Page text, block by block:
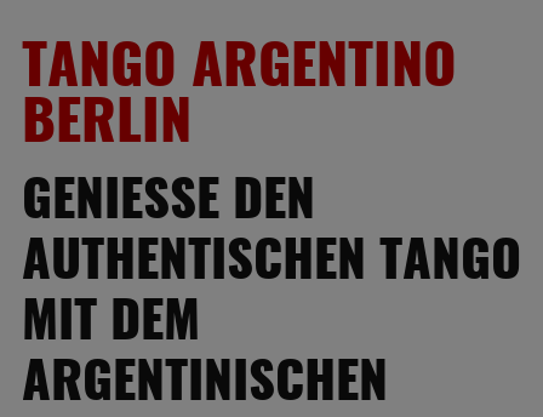
TANGO ARGENTINO
BERLIN
GENIESSE DEN A
UTHENTISCHEN TANGO M
IT DEM A
RGENTINISCHEN P